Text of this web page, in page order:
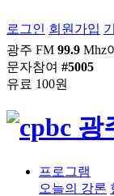
로그인 회원가입
광주 FM 99.9 Mhz
문자참여 #5005
유료 100원
프로그램
오늘의 강론